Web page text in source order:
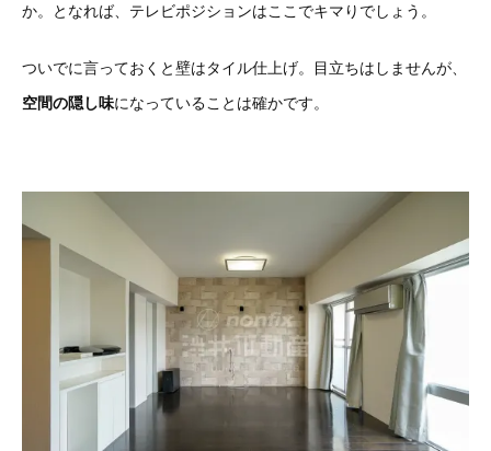
か。となれば、テレビポジションはここでキマりでしょう。
ついでに言っておくと壁はタイル仕上げ。目立ちはしませんが、
空間の隠し味になっていることは確かです。